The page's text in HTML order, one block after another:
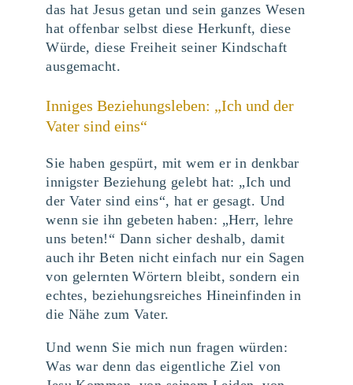
das hat Jesus getan und sein ganzes Wesen
hat offenbar selbst diese Herkunft, diese
Würde, diese Freiheit seiner Kindschaft
ausgemacht.
Inniges Beziehungsleben: „Ich und der
Vater sind eins“
Sie haben gespürt, mit wem er in denkbar
innigster Beziehung gelebt hat: „Ich und
der Vater sind eins“, hat er gesagt. Und
wenn sie ihn gebeten haben: „Herr, lehre
uns beten!“ Dann sicher deshalb, damit
auch ihr Beten nicht einfach nur ein Sagen
von gelernten Wörtern bleibt, sondern ein
echtes, beziehungsreiches Hineinfinden in
die Nähe zum Vater.
Und wenn Sie mich nun fragen würden:
Was war denn das eigentliche Ziel von